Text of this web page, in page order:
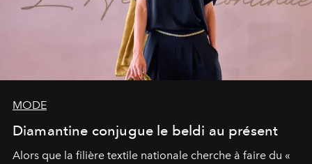
MODE
Diamantine conjugue le beldi au présent
Alors que la filière textile nationale cherche à faire du «